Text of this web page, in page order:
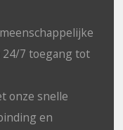
7 toegang tot
onze snelle
en